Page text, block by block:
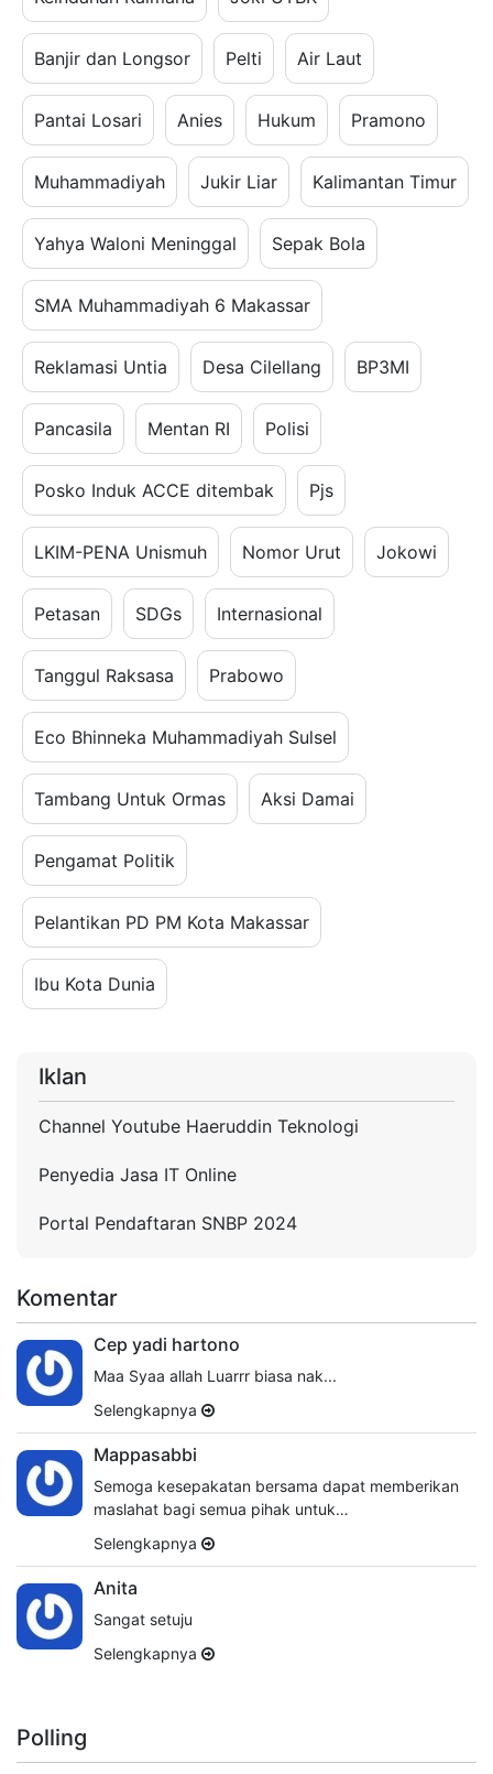
Banjir dan Longsor Pelti Air Laut
Pantai Losari Anies Hukum Pramono
Muhammadiyah Jukir Liar Kalimantan Timur
Yahya Waloni Meninggal Sepak Bola
SMA Muhammadiyah 6 Makassar
Reklamasi Untia Desa Cilellang BP3MI
Pancasila Mentan RI Polisi
Posko Induk ACCE ditembak Pjs
LKIM-PENA Unismuh Nomor Urut Jokowi
Petasan SDGs Internasional
Tanggul Raksasa Prabowo
Eco Bhinneka Muhammadiyah Sulsel
Tambang Untuk Ormas Aksi Damai
Pengamat Politik
Pelantikan PD PM Kota Makassar
Ibu Kota Dunia
Iklan
Channel Youtube Haeruddin Teknologi
Penyedia Jasa IT Online
Portal Pendaftaran SNBP 2024
Komentar
Cep yadi hartono
Maa Syaa allah Luarrr biasa nak...
Selengkapnya
Mappasabbi
Semoga kesepakatan bersama dapat memberikan
maslahat bagi semua pihak untuk…
Selengkapnya
Anita
Sangat setuju
Selengkapnya
Polling